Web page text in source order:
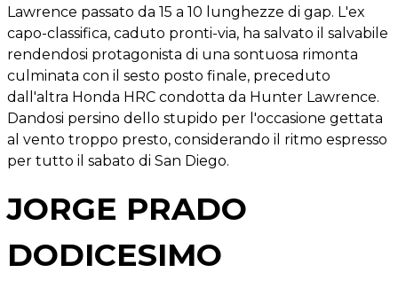
Lawrence passato da 15 a 10 lunghezze di gap. L'ex
capo-classifica, caduto pronti-via, ha salvato il salvabile
rendendosi protagonista di una sontuosa rimonta
culminata con il sesto posto finale, preceduto
dall'altra Honda HRC condotta da Hunter Lawrence.
Dandosi persino dello stupido per l'occasione gettata
al vento troppo presto, considerando il ritmo espresso
per tutto il sabato di San Diego.
JORGE PRADO
DODICESIMO